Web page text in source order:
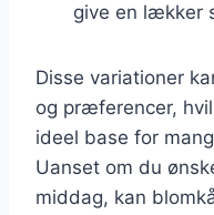
give en lækker
Disse variationer
og præferencer,
ideel base for
Uanset om du
middag, kan